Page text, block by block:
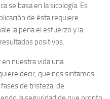
se basa en la sicología. Es
de ésta requiere
la pena el esfuerzo y la
positivos.
nuestra vida una
decir, que nos sintamos
de tristeza, de